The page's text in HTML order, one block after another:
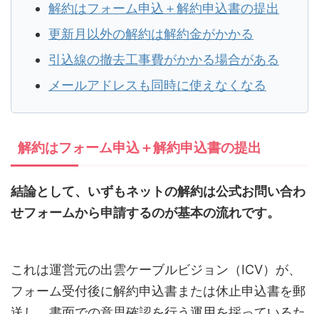
解約はフォーム申込＋解約申込書の提出
更新月以外の解約は解約金がかかる
引込線の撤去工事費がかかる場合がある
メールアドレスも同時に使えなくなる
解約はフォーム申込＋解約申込書の提出
結論として、いずもネットの解約は公式お問い合わ
せフォームから申請するのが基本の流れです。
これは運営元の出雲ケーブルビジョン（ICV）が、
フォーム受付後に解約申込書または休止申込書を郵